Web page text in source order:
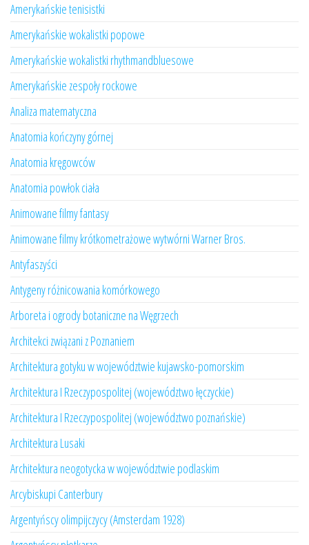
Amerykańskie tenisistki
Amerykańskie wokalistki popowe
Amerykańskie wokalistki rhythmandbluesowe
Amerykańskie zespoły rockowe
Analiza matematyczna
Anatomia kończyny górnej
Anatomia kręgowców
Anatomia powłok ciała
Animowane filmy fantasy
Animowane filmy krótkometrażowe wytwórni Warner Bros.
Antyfaszyści
Antygeny różnicowania komórkowego
Arboreta i ogrody botaniczne na Węgrzech
Architekci związani z Poznaniem
Architektura gotyku w województwie kujawsko-pomorskim
Architektura I Rzeczypospolitej (województwo łęczyckie)
Architektura I Rzeczypospolitej (województwo poznańskie)
Architektura Lusaki
Architektura neogotycka w województwie podlaskim
Arcybiskupi Canterbury
Argentyńscy olimpijczycy (Amsterdam 1928)